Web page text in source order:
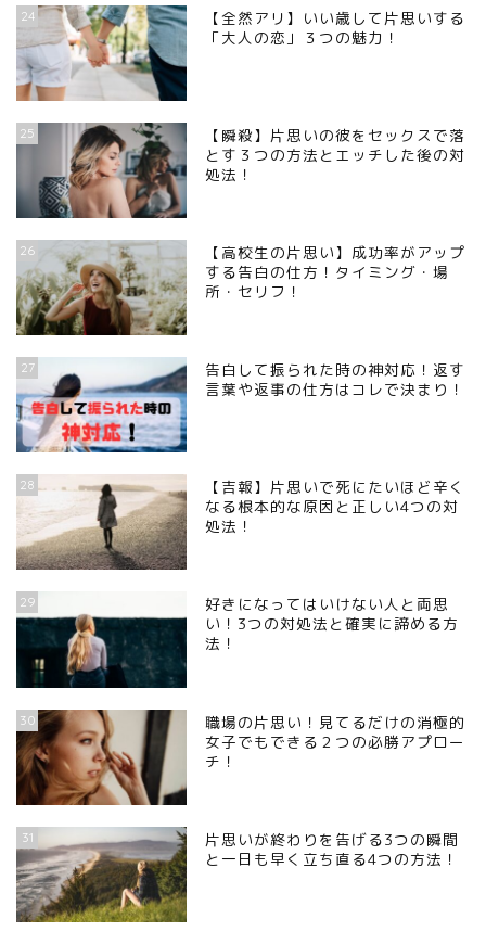
24
【全然アリ】いい歳して片思いする
「大人の恋」３つの魅力！
25
【瞬殺】片思いの彼をセックスで落
とす３つの方法とエッチした後の対
処法！
26
【高校生の片思い】成功率がアップ
する告白の仕方！タイミング・場
所・セリフ！
27
告白して振られた時の神対応！返す
言葉や返事の仕方はコレで決まり！
28
【吉報】片思いで死にたいほど辛く
なる根本的な原因と正しい4つの対
処法！
29
好きになってはいけない人と両思
い！3つの対処法と確実に諦める方
法！
30
職場の片思い！見てるだけの消極的
女子でもできる２つの必勝アプロー
チ！
31
片思いが終わりを告げる3つの瞬間
と一日も早く立ち直る4つの方法！